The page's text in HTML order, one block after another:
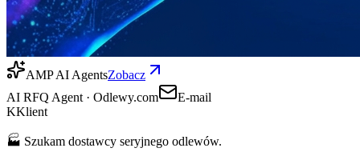
AMP AI AgentsZobacz
AI RFQ Agent · Odlewy.com
E-mail
KKlient
🏭 Szukam dostawcy seryjnego odlewów.